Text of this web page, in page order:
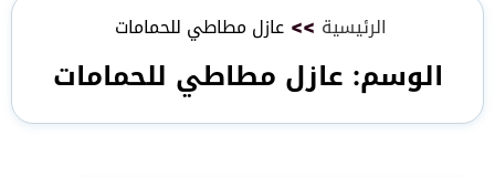
الرئيسية >> عازل مطاطي للحمامات
الوسم: عازل مطاطي للحمامات